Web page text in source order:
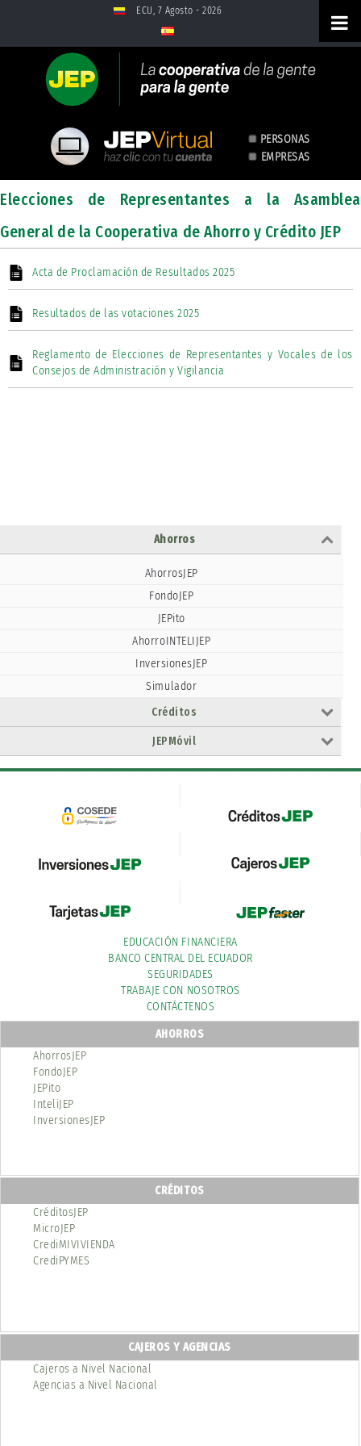
ECU, 7 Agosto - 2026
PERSONAS
EMPRESAS
Elecciones de Representantes a
la Asamblea General de la
Cooperativa de Ahorro y Crédito
JEP - Boletines
Elecciones de Representantes a la Asamblea
General de la Cooperativa de Ahorro y Crédito JEP
Acta de Proclamación de Resultados 2025
Resultados de las votaciones 2025
Reglamento de Elecciones de Representantes y Vocales de los
Consejos de Administración y Vigilancia
Ahorros
AhorrosJEP
FondoJEP
JEPito
AhorroINTELIJEP
InversionesJEP
Simulador
Créditos
JEPMóvil
EDUCACIÓN FINANCIERA
BANCO CENTRAL DEL ECUADOR
SEGURIDADES
TRABAJE CON NOSOTROS
CONTÁCTENOS
AHORROS
AhorrosJEP
FondoJEP
JEPito
InteliJEP
InversionesJEP
CRÉDITOS
CréditosJEP
MicroJEP
CrediMIVIVIENDA
CrediPYMES
CAJEROS Y AGENCIAS
Cajeros a Nivel Nacional
Agencias a Nivel Nacional